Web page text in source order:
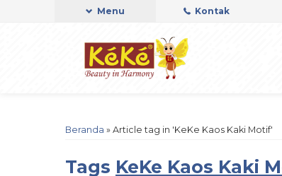
Menu Kontak
Beranda » Article tag in 'KeKe Kaos Kaki Motif'
Tags KeKe Kaos Kaki